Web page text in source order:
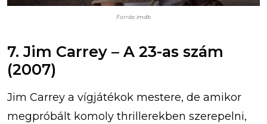
Forrás: imdb
7. Jim Carrey – A 23-as szám
(2007)
Jim Carrey a vígjátékok mestere, de amikor
megpróbált komoly thrillerekben szerepelni,